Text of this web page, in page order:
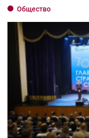
Общество